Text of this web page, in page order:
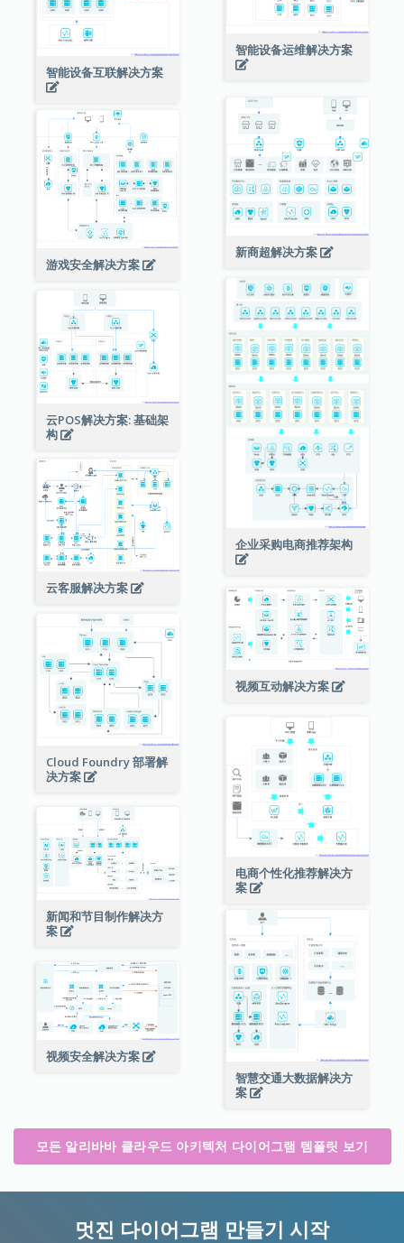
智能设备互联解决方案
智能设备运维解决方案
新商超解决方案
游戏安全解决方案
企业采购电商推荐架构
云POS解决方案: 基础架
构
云客服解决方案
视频互动解决方案
Cloud Foundry 部署解
决方案
电商个性化推荐解决方
案
新闻和节目制作解决方
案
智慧交通大数据解决方
案
视频安全解决方案
모든 알리바바 클라우드 아키텍처 다이어그램 템플릿 보기
멋진 다이어그램 만들기 시작